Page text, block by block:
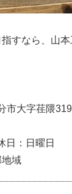
すなら、山
市大字荏隈
：日曜日
域